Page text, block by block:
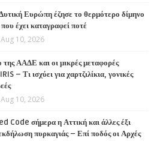
Ευρώπη έζησε το θερμότερο δίμηνο
έχει καταγραφεί ποτέ
Aug 10, 2026
της ΑΑΔΕ και οι μικρές μεταφορές
– Τι ισχύει για χαρτζιλίκια, γονικές
Aug 10, 2026
Code σήμερα η Αττική και άλλες έξι
πυρκαγιάς – Επί ποδός οι Αρχές